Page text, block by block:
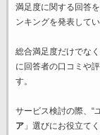
満足度に関する回答
ンキングを発表してい
総合満足度だけでな
に回答者の口コミや
す。
サービス検討の際、“
ア」選びにお役立てく